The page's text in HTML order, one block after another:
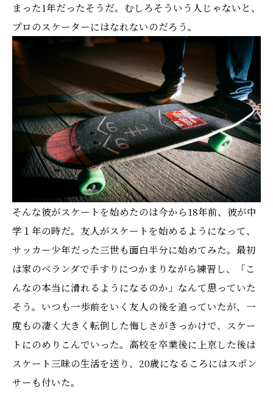
まった1年だったそうだ。むしろそういう人じゃないと、
プロのスケーターにはなれないのだろう。
そんな彼がスケートを始めたのは今から18年前、彼が中
学１年の時だ。友人がスケートを始めるようになって、
サッカー少年だった三世も面白半分に始めてみた。最初
は家のベランダで手すりにつかまりながら練習し、「こ
んなの本当に滑れるようになるのか」なんて思っていた
そう。いつも一歩前をいく友人の後を追っていたが、一
度もの凄く大きく転倒した悔しさがきっかけで、スケー
トにのめりこんでいった。高校を卒業後に上京した後は
スケート三昧の生活を送り、20歳になるころにはスポン
サーも付いた。